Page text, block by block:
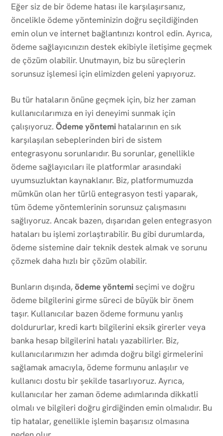
Eğer siz de bir ödeme hatası ile karşılaşırsanız,
öncelikle ödeme yönteminizin doğru seçildiğinden
emin olun ve internet bağlantınızı kontrol edin. Ayrıca,
ödeme sağlayıcınızın destek ekibiyle iletişime geçmek
de çözüm olabilir. Unutmayın, biz bu süreçlerin
sorunsuz işlemesi için elimizden geleni yapıyoruz.
Bu tür hataların önüne geçmek için, biz her zaman
kullanıcılarımıza en iyi deneyimi sunmak için
çalışıyoruz. Ödeme yöntemi hatalarının en sık
karşılaşılan sebeplerinden biri de sistem
entegrasyonu sorunlarıdır. Bu sorunlar, genellikle
ödeme sağlayıcıları ile platformlar arasındaki
uyumsuzluktan kaynaklanır. Biz, platformumuzda
mümkün olan her türlü entegrasyon testi yaparak,
tüm ödeme yöntemlerinin sorunsuz çalışmasını
sağlıyoruz. Ancak bazen, dışarıdan gelen entegrasyon
hataları bu işlemi zorlaştırabilir. Bu gibi durumlarda,
ödeme sistemine dair teknik destek almak ve sorunu
çözmek daha hızlı bir çözüm olabilir.
Bunların dışında,ödeme yöntemiseçimi ve doğru
ödeme bilgilerini girme süreci de büyük bir önem
taşır. Kullanıcılar bazen ödeme formunu yanlış
doldururlar, kredi kartı bilgilerini eksik girerler veya
banka hesap bilgilerini hatalı yazabilirler. Biz,
kullanıcılarımızın her adımda doğru bilgi girmelerini
sağlamak amacıyla, ödeme formunu anlaşılır ve
kullanıcı dostu bir şekilde tasarlıyoruz. Ayrıca,
kullanıcılar her zaman ödeme adımlarında dikkatli
olmalı ve bilgileri doğru girdiğinden emin olmalıdır. Bu
tip hatalar, genellikle işlemin başarısız olmasına